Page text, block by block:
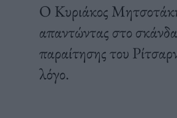
Ο Κυριάκος
απαντώντας στο
παραίτησης του
λόγο.